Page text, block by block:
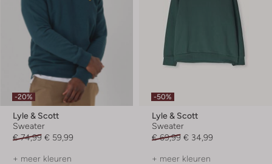
-20%
Lyle & Scott
Sweater
€ 74,99 € 59,99
+ meer kleuren
-50%
Lyle & Scott
Sweater
€ 69,99 € 34,99
+ meer kleuren